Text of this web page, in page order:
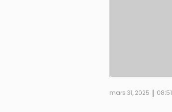
mars 31, 2025 | 08:51